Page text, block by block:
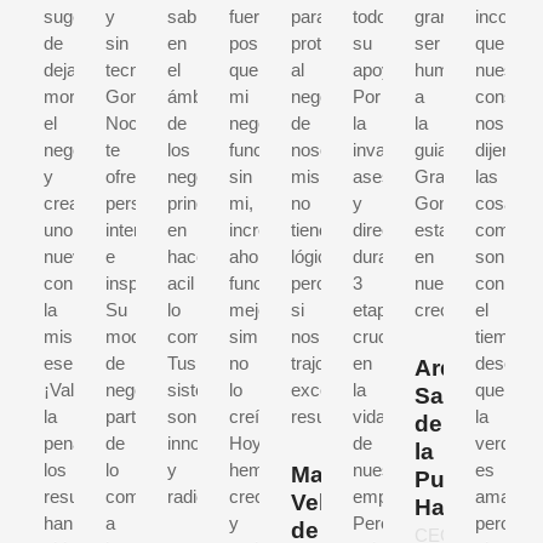
sugerencia
de
dejar
morir
el
negocio
y
crear
uno
nuevo,
con
la
misma
esencia.
¡Valió
la
pena!,
los
resultados
han
y
sin
tecnicismos,
Gonzalo
Nochebuena
te
ofrece
perspectivas
interesantes
e
inspiradoras.
Su
modelo
de
negocios
parte
de
lo
complejo
a
sabiduría
en
el
ámbito
de
los
negocios,
principalmente
en
hacer
acil
lo
complicado.
Tus
sistemas
son
innovadores
y
radicales.
fuera
posible
que
mi
negocio
funcionara
sin
mi,
increíble
ahora
funciona
mejo,
simplemente
no
lo
creí.
Hoy
hemos
crecido
y
para
proteger
al
negocio
de
nosotros
mismos,
no
tiene
lógica,
pero
si
nos
trajo
excelentes
resultados.
Manuel
Velázquez
de
todo
su
apoyo!
Por
la
invaluable
asesoria
y
direccion
durante
3
etapas
cruciales
en
la
vida
de
nuestra
empresa.
Pero
gran
ser
humano,
a
la
guia.
Gracias
Gonzalopor
estar
en
nuestro
crecimiento
Arq.
Salim
de
la
Puente
Hakim
que
nuestro
nos
dijeran
las
cosas
como
son,
con
el
tiempo
que
la
verdad
es
amarga,
pero